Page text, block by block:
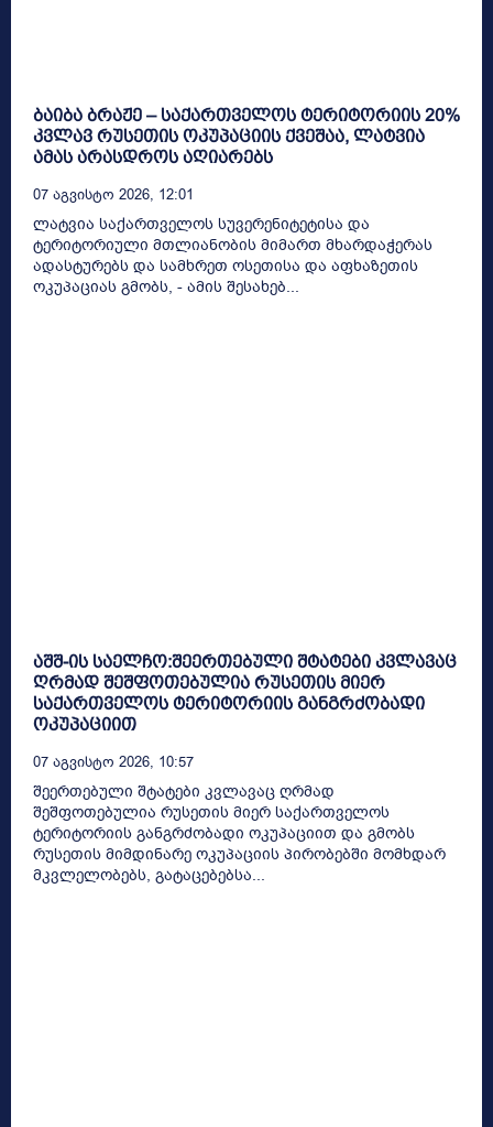
ბაიბა ბრაჟე – საქართველოს ტერიტორიის 20%
კვლავ რუსეთის ოკუპაციის ქვეშაა, ლატვია
ამას არასდროს აღიარებს
07 Აგვისტო 2026, 12:01
ლატვია საქართველოს სუვერენიტეტისა და
ტერიტორიული მთლიანობის მიმართ მხარდაჭერას
ადასტურებს და სამხრეთ ოსეთისა და აფხაზეთის
ოკუპაციას გმობს, - ამის შესახებ...
აშშ-ის საელჩო:შეერთებული შტატები კვლავაც
ღრმად შეშფოთებულია რუსეთის მიერ
საქართველოს ტერიტორიის განგრძობადი
ოკუპაციით
07 Აგვისტო 2026, 10:57
შეერთებული შტატები კვლავაც ღრმად
შეშფოთებულია რუსეთის მიერ საქართველოს
ტერიტორიის განგრძობადი ოკუპაციით და გმობს
რუსეთის მიმდინარე ოკუპაციის პირობებში მომხდარ
მკვლელობებს, გატაცებებსა...